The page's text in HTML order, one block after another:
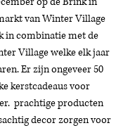
van Winter Village
in combinatie met de
Village welke elk jaar
Er zijn ongeveer 50
kerstcadeaus voor
prachtige producten
decor zorgen voor